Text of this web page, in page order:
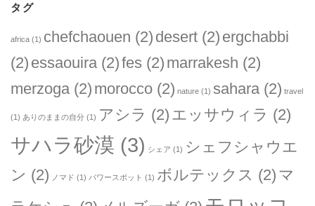
タグ
africa (1) chefchaouen (2) desert (2) ergchabbi
(2) essaouira(2)fes (2) marrakesh (2)
merzoga(2) morocco (2) nature (1) sahara(2) travel
(1) ありのままの自分 (1) アシラ (2) エッサウィラ (2)
サハラ砂漠 (3) シェア (1) シェフシャウエ
ン (2) ノマド (1) パワースポット (1) ボルテックス (2) マ